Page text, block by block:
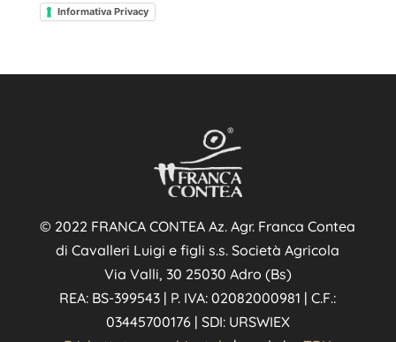
Informativa Privacy
© 2022 FRANCA CONTEA Az. Agr. Franca Contea
di Cavalleri Luigi e figli s.s. Società Agricola
Via Valli, 30 25030 Adro (Bs)
REA: BS-399543 | P. IVA: 02082000981 | C.F.:
03445700176 | SDI: URSWIEX